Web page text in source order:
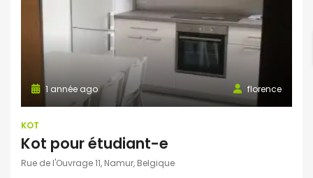
florence
1 année ago
KOT
Kot pour étudiant-e
Rue de l'Ouvrage 11, Namur, Belgique